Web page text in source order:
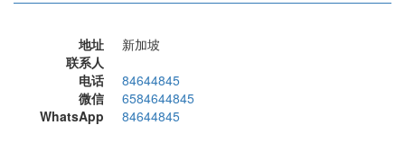
地址
新加坡
联系人
电话
84644845
微信
6584644845
WhatsApp
84644845